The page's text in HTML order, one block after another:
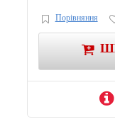
Порівняння